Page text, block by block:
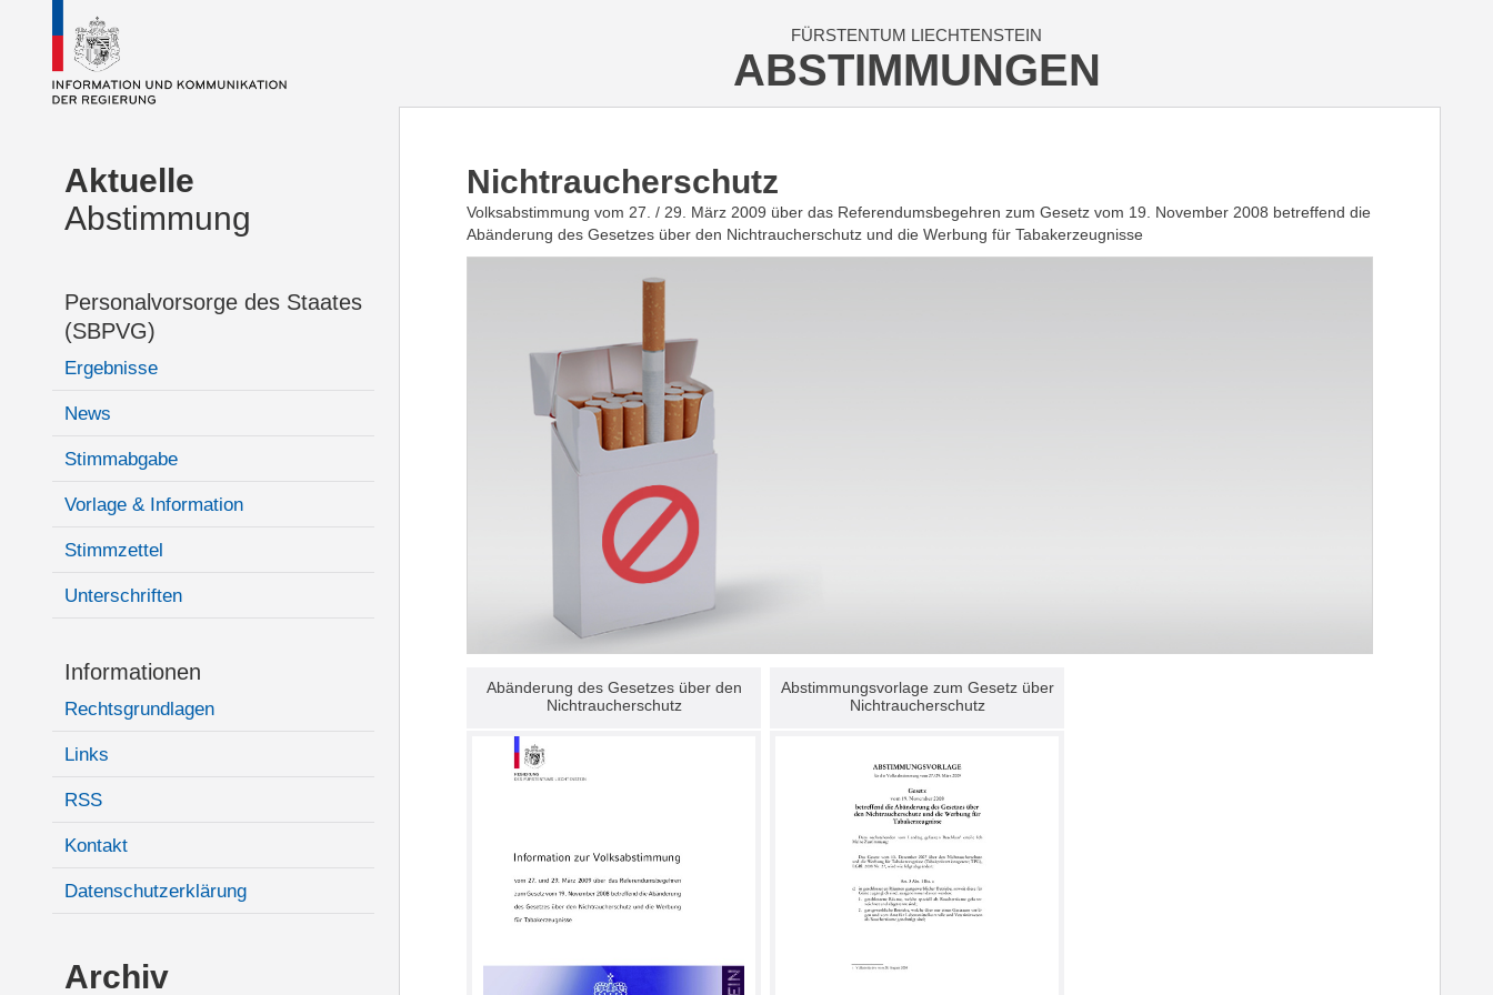
FÜRSTENTUM LIECHTENSTEIN
ABSTIMMUNGEN
Aktuelle
Abstimmung
Personalvorsorge des Staates
(SBPVG)
Ergebnisse
News
Stimmabgabe
Vorlage & Information
Stimmzettel
Unterschriften
Informationen
Rechtsgrundlagen
Links
RSS
Kontakt
Datenschutzerklärung
Archiv
Nichtrauc­herschutz
Volksabstimmung vom 27. / 29. März 2009 über das Referendumsbegehren zum Gesetz vom 19. November 2008 betreffend die
Abänderung des Gesetzes über den Nichtraucherschutz und die Werbung für Tabakerzeugnisse
Abänderung des Gesetzes über den
Nichtraucherschutz
Abstimmungsvorlage zum Gesetz über
Nichtraucherschutz